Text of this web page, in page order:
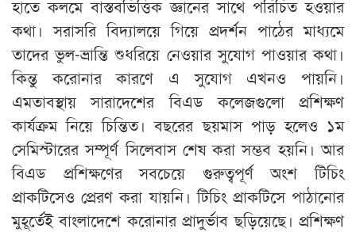
হাতে কলমে বাস্তবভিত্তিক জ্ঞানের সাথে পরিচিত হওয়ার
কথা। সরাসরি বিদ্যালয়ে গিয়ে প্রদর্শন পাঠের মাধ্যমে
তাদের ভুল-ভ্রান্তি শুধরিয়ে নেওয়ার সুযোগ পাওয়ার কথা।
কিন্তু করোনার কারণে এ সুযোগ এখনও পায়নি।
এমতাবস্থায় সারাদেশের বিএড কলেজগুলো প্রশিক্ষণ
কার্যক্রম নিয়ে চিন্তিত। বছরের ছয়মাস পাড় হলেও ১ম
সেমিস্টারের সম্পূর্ণ সিলেবাস শেষ করা সম্ভব হয়নি। আর
বিএড প্রশিক্ষণের সবচেয়ে গুরুত্বপূর্ণ অংশ টিচিং
প্রাকটিসেও প্রেরণ করা যায়নি। টিচিং প্রাকটিসে পাঠানোর
মুহূর্তেই বাংলাদেশে করোনার প্রাদুর্ভাব ছড়িয়েছে। প্রশিক্ষণ